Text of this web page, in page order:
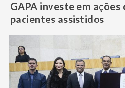
GAPA investe em
pacientes assistidos